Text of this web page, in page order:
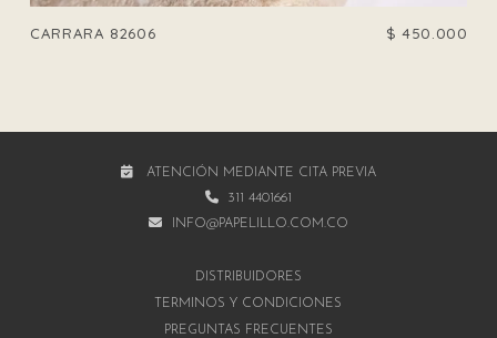
CARRARA 82606 $ 450.000
ATENCIÓN MEDIANTE CITA PREVIA
311 4401661
INFO@PAPELILLO.COM.CO
DISTRIBUIDORES
TÉRMINOS Y CONDICIONES
PREGUNTAS FRECUENTES